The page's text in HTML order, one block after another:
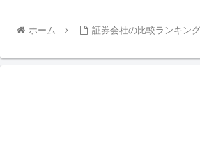
ホーム 証券会社の比較ランキング